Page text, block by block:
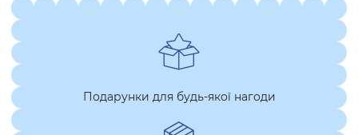
Подарунки для будь-якої нагоди